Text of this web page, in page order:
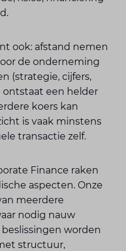
ook: afstand nemen
de onderneming
(strategie, cijfers,
een helder
koers kan
is vaak minstens
transactie zelf.
Finance raken
aspecten. Onze
meerdere
nodig nauw
worden
structuur,